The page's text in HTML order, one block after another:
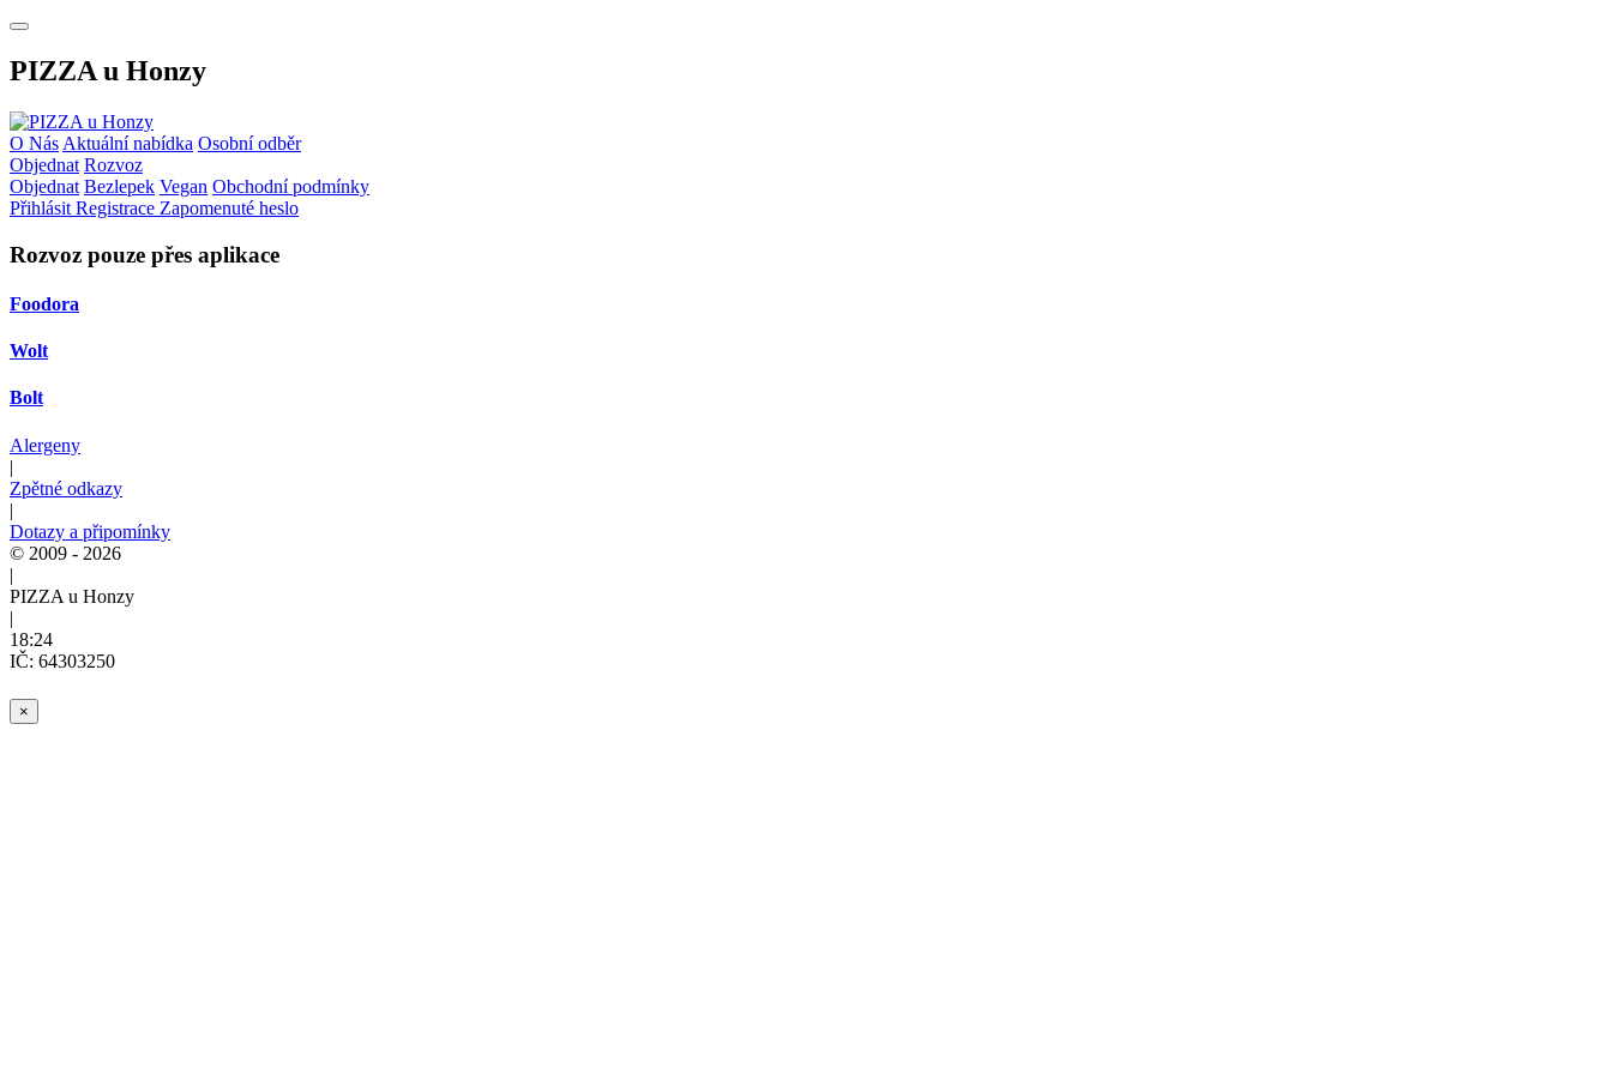
PIZZA u Honzy
O Nás Aktuální nabídka Osobní odběr
Objednat Rozvoz
Objednat Bezlepek Vegan Obchodní podmínky
Přihlásit Registrace Zapomenuté heslo
Rozvoz pouze přes aplikace
Foodora
Wolt
Bolt
Alergeny
|
Zpětné odkazy
|
Dotazy a připomínky
© 2009 - 2026
|
PIZZA u Honzy
|
18:24
IČ: 64303250
×